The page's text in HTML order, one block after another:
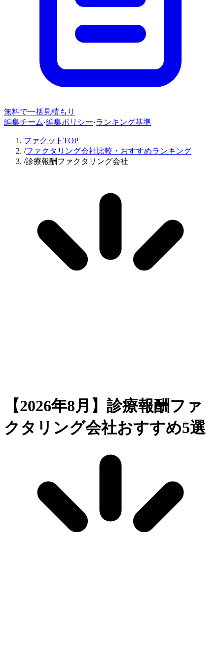
無料で一括見積もり
編集チーム·編集ポリシー·ランキング基準
ファクットTOP
/ファクタリング会社比較・おすすめランキング
/診療報酬ファクタリング会社
【2026年8月】診療報酬ファ
クタリング会社おすすめ5選